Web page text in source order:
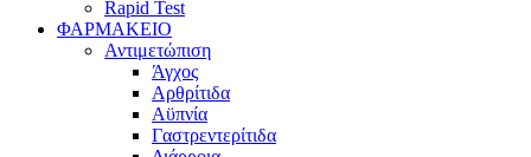
Rapid Test
ΦΑΡΜΑΚΕΙΟ
Αντιμετώπιση
Άγχος
Αρθρίτιδα
Αϋπνία
Γαστρεντερίτιδα